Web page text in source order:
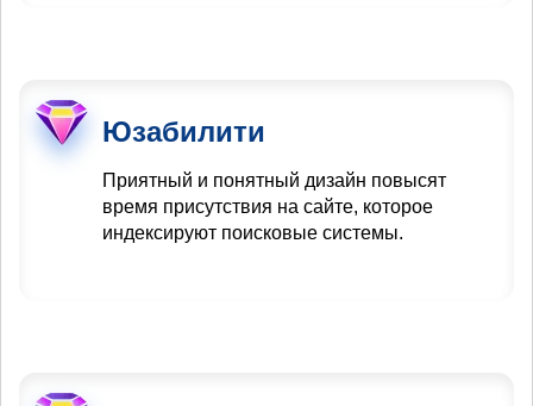
Юзабилити
Приятный и понятный дизайн повысят
время присутствия на сайте, которое
индексируют поисковые системы.